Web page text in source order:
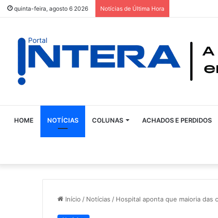
quinta-feira, agosto 6 2026 Notícias de Última Hora
HOME NOTÍCIAS COLUNAS ACHADOS E PERDIDOS
Início / Notícias / Hospital aponta que maioria das